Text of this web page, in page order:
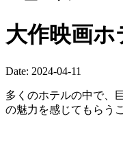
大作映画
Date: 2024-04-11
多くのホテルの中で、
の魅力を感じてもらう